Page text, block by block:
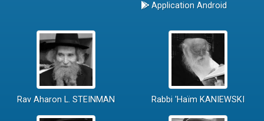
Application Android
Rav Aharon L. STEINMAN Rabbi 'Haïm KANIEWSKI